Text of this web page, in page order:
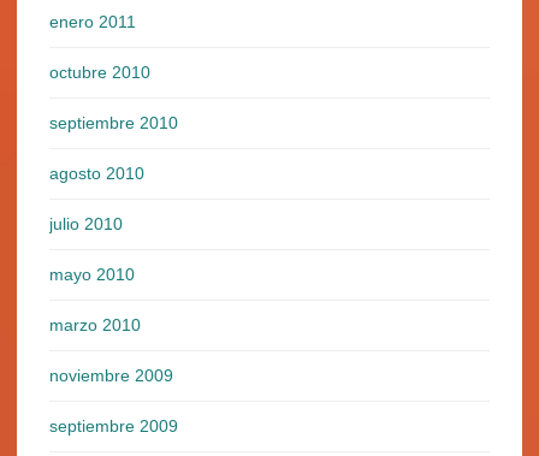
enero 2011
octubre 2010
septiembre 2010
agosto 2010
julio 2010
mayo 2010
marzo 2010
noviembre 2009
septiembre 2009